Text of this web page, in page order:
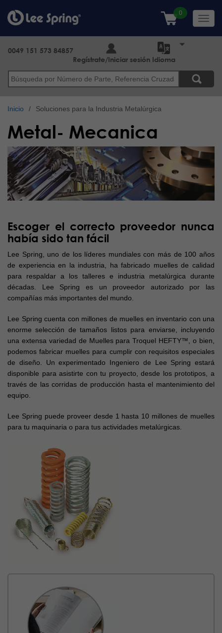
contenido
principal
Buscar
0049 151 573 84857
Regístrate/Iniciar sesiónIdioma
Inicio Soluciones para la Industria Metalúrgica
Metal- Mecanica
Escoger el correcto proveedor nunca
había sido tan fácil
Lee Spring, uno de los líderes mundiales con más de 100 años
de experiencia en la industria, ha fabricado muelles de calidad
para respaldar a los talleres e industria metalúrgica durante
décadas. Lee Spring es un proveedor autorizado por las
compañías más importantes del mundo.
Lee Spring cuenta con millones de muelles en inventario con una
enorme selección de tamaños listos para enviarse, incluyendo
una extensa variedad de Muelles para Troquel HEFTY™, o bien,
podemos fabricar muelles para cumplir con requisitos especiales
de diseño. Un experimentado Ingeniero de Lee Spring estará
disponible para asistirte con tu proyecto, desde los prototipos, a
través de las corridas de producción hasta el mantenimiento del
equipo.
Lee Spring puede proveer desde 1 hasta 10 millones de muelles
para tu maquinaria o para tus actividades metalúrgicas.